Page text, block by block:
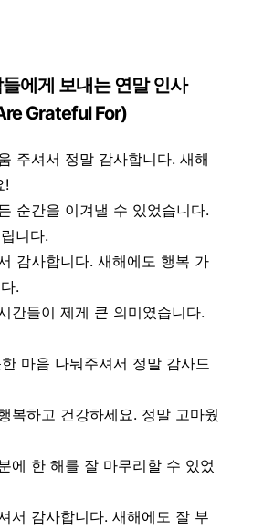
에게 보내는 연말 인사
Grateful For)
주셔서 정말 감사합니다. 새해
!
순간을 이겨낼 수 있었습니다.
니다.
감사합니다. 새해에도 행복 가
.
간들이 제게 큰 의미였습니다.
마음 나눠주셔서 정말 감사드
복하고 건강하세요. 정말 고마웠
에 한 해를 잘 마무리할 수 있었
서 감사합니다. 새해에도 잘 부